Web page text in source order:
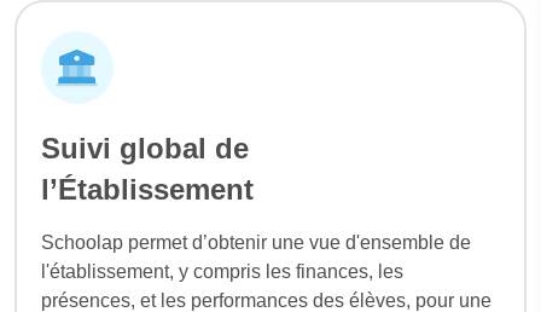
Suivi global de
l’Établissement
Schoolap permet d’obtenir une vue d'ensemble de
l'établissement, y compris les finances, les
présences, et les performances des élèves, pour une